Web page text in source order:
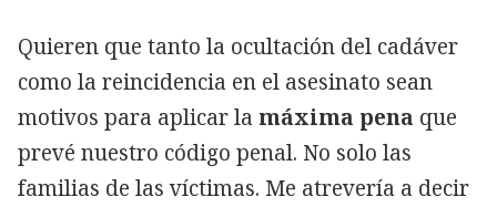
Quieren que tanto la ocultación del cadáver
como la reincidencia en el asesinato sean
motivos para aplicar la máxima pena que
prevé nuestro código penal. No solo las
familias de las víctimas. Me atrevería a decir